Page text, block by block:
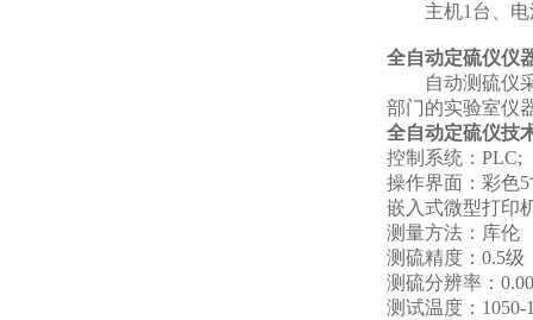
主机1台、
全自动定硫仪仪
自动测硫仪
部门的实验室仪
全自动定硫仪技
控制系统：PLC;
操作界面：彩色
嵌入式微型打印
测量方法：库伦
测硫精度：0.5级
测硫分辨率：
测试温度：1050-